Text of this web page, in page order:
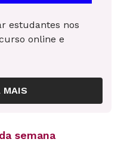
estudantes nos
online e
MAIS
semana